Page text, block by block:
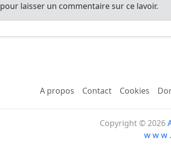
pour laisser un commentaire sur ce lavoir.
A propos Contact Cookies
Copyright © 2026
w w w